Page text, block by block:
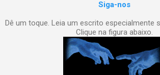
Siga-nos
Dê um toque. Leia um escrito especialmente
Clique na figura abaixo.